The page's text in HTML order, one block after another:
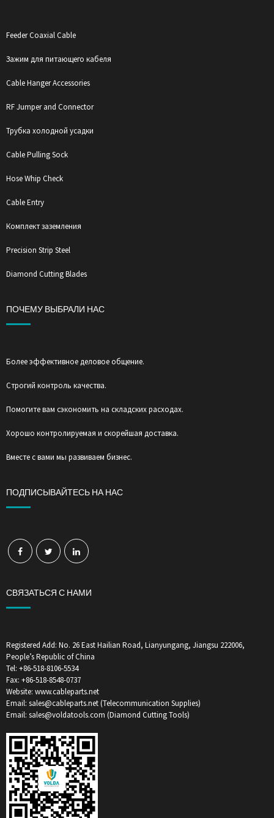
Feeder Coaxial Cable
Зажим для питающего кабеля
Cable Hanger Accessories
RF Jumper and Connector
Трубка холодной усадки
Cable Pulling Sock
Hose Whip Check
Cable Entry
Комплект заземления
Precision Strip Steel
Diamond Cutting Blades
ПОЧЕМУ ВЫБРАЛИ НАС
Более эффективное деловое общение.
Строгий контроль качества.
Помогите вам сэкономить на складских расходах.
Хорошо контролируемая и скорейшая доставка.
Вместе с вами мы развиваем бизнес.
ПОДПИСЫВАЙТЕСЬ НА НАС
СВЯЗАТЬСЯ С НАМИ
Registered Add: No. 26 East Hailian Road, Lianyungang, Jiangsu 222006,
People’s Republic of China
Tel: +86-518-8106-5534
Fax: +86-518-8548-0737
Website: www.cableparts.net
Email: sales@cableparts.net (Telecommunication Supplies)
Email: sales@voldatools.com (Diamond Cutting Tools)